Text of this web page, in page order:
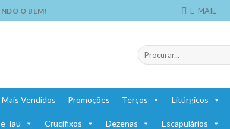
O BEM! E-MAIL
Pesquisar
por:
Mais Vendidos Promoções Terços Litúrgicos
Tau Crucifixos Dezenas Escapulários